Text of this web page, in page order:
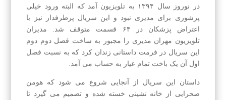
در نوروز سال ۱۳۹۴ به تلویزیون آمد که البته ورود خیلی
پرشوری برای مدیری نبود و این سریال پرطرفدار نیز با
اعتراض پزشکان در ۶۴ قسمت متوقف شد. مدیران
تلویزیون مهران مدیری را مجبور به ساخت فصل دوم دوم
این سریال در فرمت داستانی زندان کرد که به نسبت فصل
اول آن یک باخت تمام عیار به حساب می آمد.
داستان این سریال از آنجایی شروع می شود که هومن
صحرایی از خانه نشینی خسته شده و تصمیم می گیرد تا